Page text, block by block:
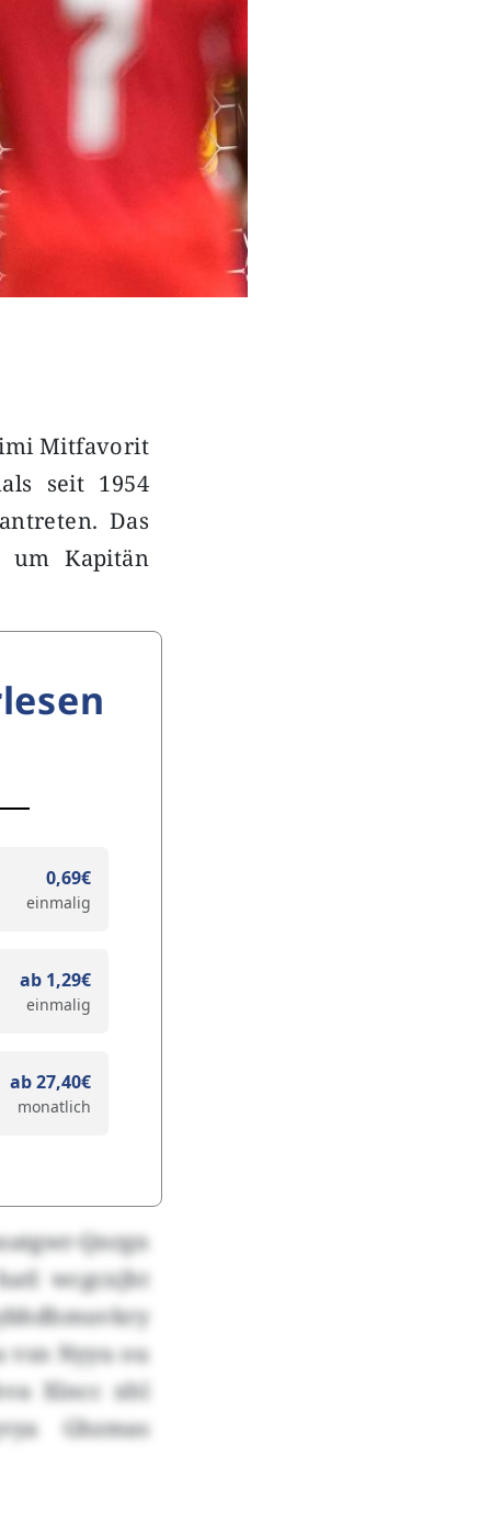
Mitfavorit
seit 1954
Das
um Kapitän
0,69€
einmalig
ab 1,29€
einmalig
ab 27,40€
monatlich
Qnrgn
wcgcxjht
vsn Nyyu ou
Xlncc xhl
Ghzmas